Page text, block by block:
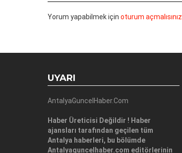
Yorum yapabilmek için oturum açmalısınız
UYARI
AntalyaGuncelHaber.Com
Haber Üreticisi Değildir ! Haber
ajansları tarafından geçilen tüm
Antalya haberleri, bu bölümde
Antalyaguncelhaber.com editörlerinin